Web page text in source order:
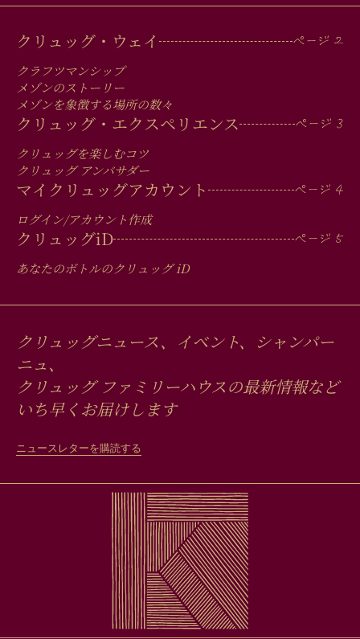
MAIN
MEN
IN
FOOTER
クリュッグ・ウェイ
クラフツマンシップ
メゾンのストーリー
メゾンを象徴する場所の数々
クリュッグ・エクスペリエンス
クリュッグを楽しむコツ
クリュッグ アンバサダー
マイクリュッグアカウント
ログイン/アカウント作成
クリュッグiD
あなたのボトルのクリュッグiD
クリュッグニュース、イベント、シャンパー
ニュ、
クリュッグ ファミリーハウスの最新情報など
いち早くお届けします
ニュースレターを購読する